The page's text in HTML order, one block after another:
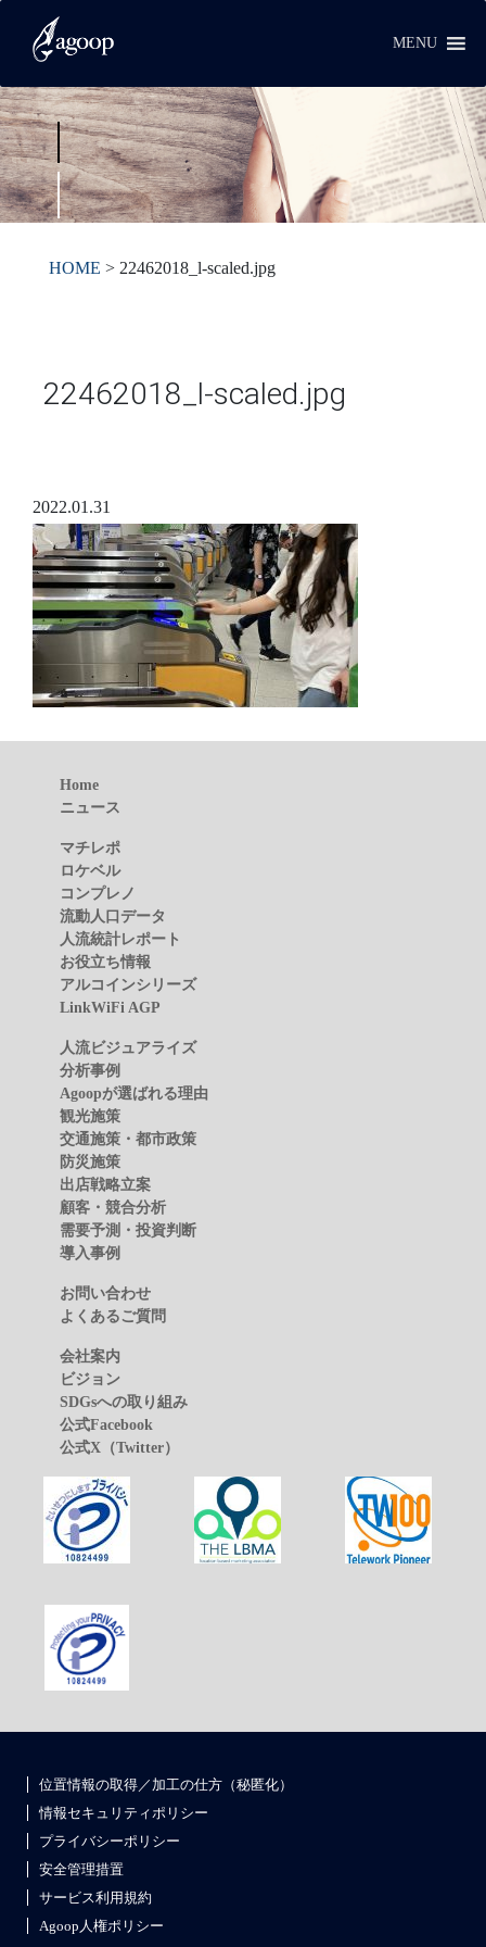
MENU
HOME > 22462018_l-scaled.jpg
22462018_l-scaled.jpg
2022.01.31
Home
ニュース
マチレポ
ロケベル
コンプレノ
流動人口データ
人流統計レポート
お役立ち情報
アルコインシリーズ
LinkWiFi AGP
人流ビジュアライズ
分析事例
Agoopが選ばれる理由
観光施策
交通施策・都市政策
防災施策
出店戦略立案
顧客・競合分析
需要予測・投資判断
導入事例
お問い合わせ
よくあるご質問
会社案内
ビジョン
SDGsへの取り組み
公式Facebook
公式X（Twitter）
位置情報の取得／加工の仕方（秘匿化）
情報セキュリティポリシー
プライバシーポリシー
安全管理措置
サービス利用規約
Agoop人権ポリシー